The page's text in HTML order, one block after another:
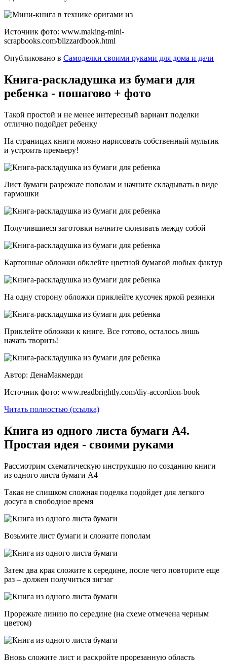
Источник фото: www.making-mini-
scrapbooks.com/blizzardbook.html
Опубликовано в Самоделки своими руками для дома и дачи
Книга-раскладушка из бумаги для
ребенка - пошагово + фото
Такой простой и не менее интересный вариант поделки
отлично подойдет ребенку
На страницах книги можно нарисовать собственный мультик
и устроить премьеру!
Лист бумаги разрежьте пополам и начните складывать в виде
гармошки
Получившиеся заготовки начните склеивать между собой
Картонные обложки обклейте цветной бумагой любых фактур
На одну сторону обложки приклейте кусочек яркой резинки
Приклейте обложки к книге. Все готово, осталось лишь
начать творить!
Автор: ДенаМакмерди
Источник фото: www.readbrightly.com/diy-accordion-book
Читать полностью (ссылка)
Книга из одного листа бумаги А4.
Простая идея - своими руками
Рассмотрим схематическую инструкцию по созданию книги
из одного листа бумаги А4
Такая не слишком сложная поделка подойдет для легкого
досуга в свободное время
Возьмите лист бумаги и сложите пополам
Затем два края сложите к середине, после чего повторите еще
раз – должен получиться зигзаг
Прорежьте линию по середине (на схеме отмечена черным
цветом)
Вновь сложите лист и раскройте прорезанную область